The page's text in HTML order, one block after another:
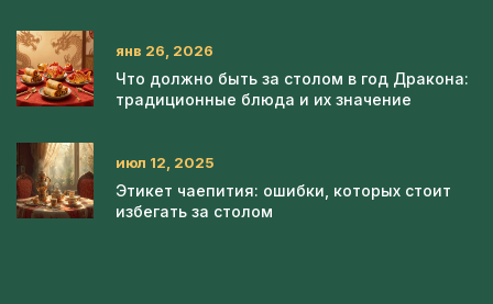
янв 26, 2026
Что должно быть за столом в год Дракона:
традиционные блюда и их значение
июл 12, 2025
Этикет чаепития: ошибки, которых стоит
избегать за столом